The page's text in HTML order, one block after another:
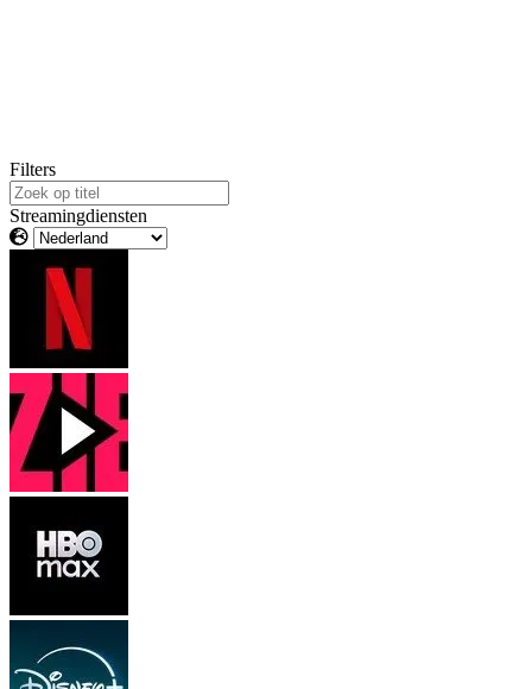
Filters
Streamingdiensten